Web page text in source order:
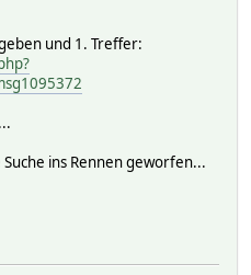
und 1. Treffer:
ins Rennen geworfen...